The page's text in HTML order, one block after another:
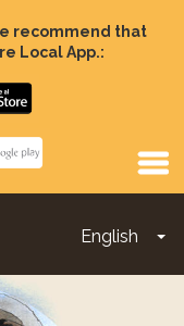
recommend that
Local App.:
English